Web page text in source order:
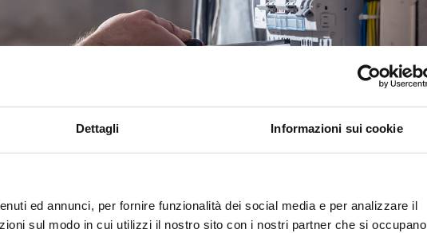
Dettagli Informazioni sui cookie
ed annunci, per fornire funzionalità dei social media e per analizzare il
sul modo in cui utilizzi il nostro sito con i nostri partner che si occupano